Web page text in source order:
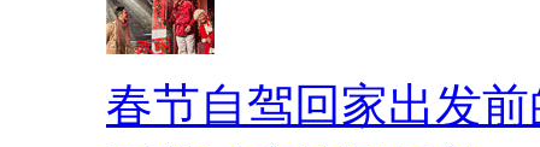
春节自驾回家出发